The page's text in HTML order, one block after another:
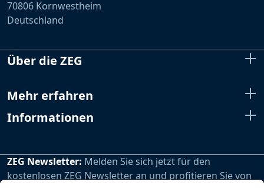
70806 Kornwestheim
Deutschland
Über die ZEG
Mehr erfahren
Informationen
ZEG Newsletter: Melden Sie sich jetzt für den
kostenlosen ZEG Newsletter an und profitieren Sie von